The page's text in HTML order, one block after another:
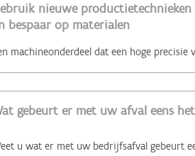
nieuwe
bespaar op materialen
gebeurt er met uw afval eens